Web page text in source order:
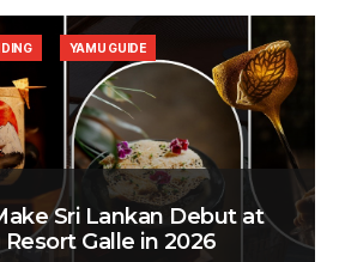
Sri Lankan Debut at
Galle in 2026
YAMU GUIDE